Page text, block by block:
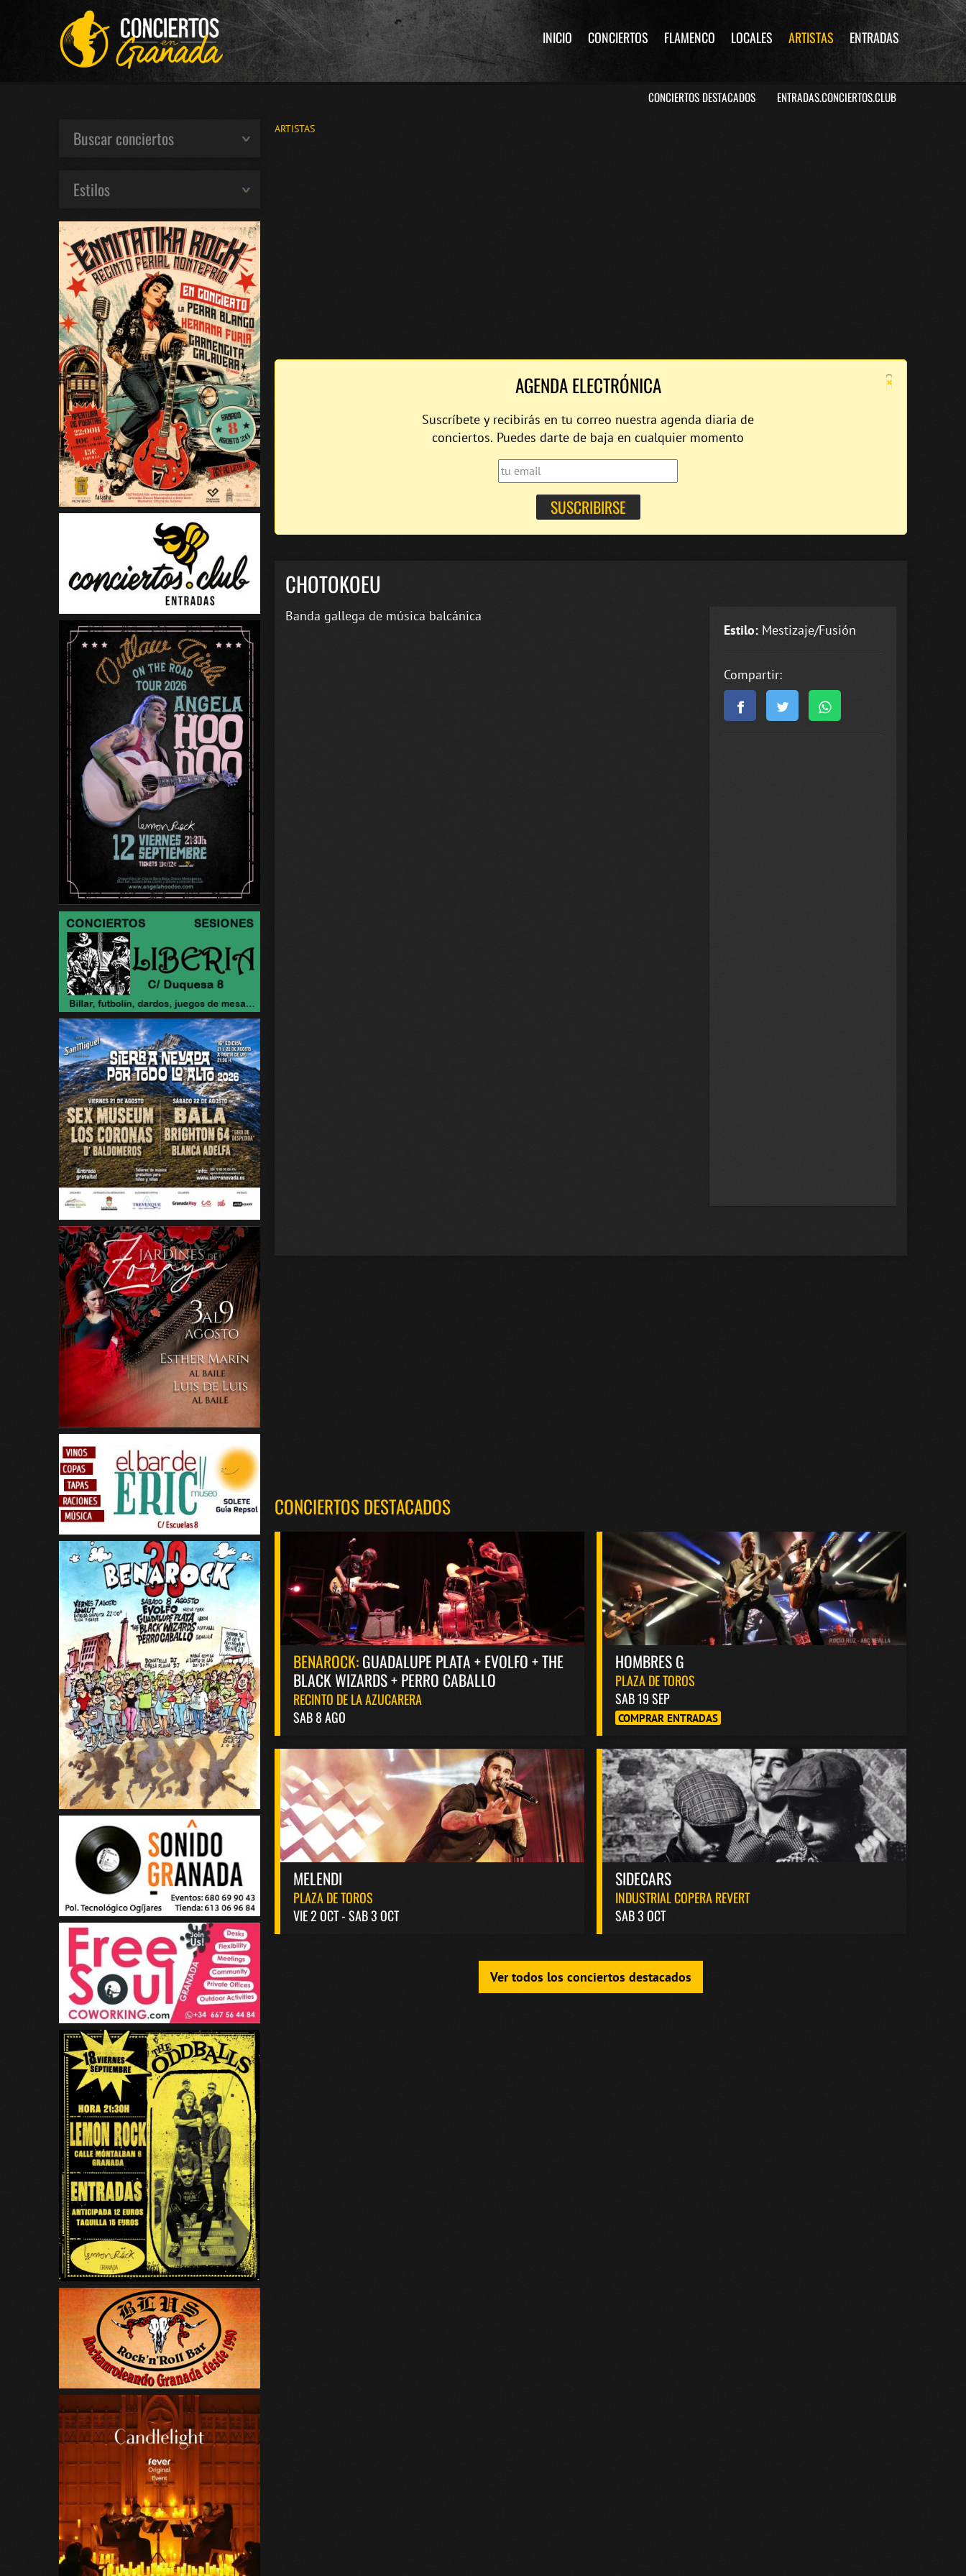
INICIO CONCIERTOS FLAMENCO LOCALES ARTISTAS ENTRADAS
CONCIERTOS DESTACADOS ENTRADAS.CONCIERTOS.CLUB
ARTISTAS
×
AGENDA ELECTRÓNICA
Suscríbete y recibirás en tu correo nuestra agenda diaria de
conciertos. Puedes darte de baja en cualquier momento
CHOTOKOEU
Estilo: Mestizaje/Fusión
Compartir:
Banda gallega de música balcánica
CONCIERTOS DESTACADOS
BENAROCK:GUADALUPE PLATA + EVOLFO + THE
BLACK WIZARDS + PERRO CABALLO
RECINTO DE LA AZUCARERA
SAB 8 AGO
HOMBRES G
PLAZA DE TOROS
SAB 19 SEP
COMPRAR ENTRADAS
MELENDI
PLAZA DE TOROS
VIE 2 OCT - SAB 3 OCT
SIDECARS
INDUSTRIAL COPERA REVERT
SAB 3 OCT
Ver todos los conciertos destacados
Buscar conciertos
Estilos